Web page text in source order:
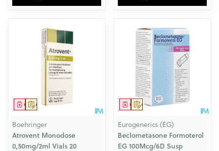
Op voorschrift
Geneesmiddel
Boehringer
Atrovent Monodose
0,50mg/2ml Vials 20
Op voorschrift
Geneesmiddel
Eurogenerics (EG)
Beclometasone Formoterol
EG 100Mcg/6D Susp